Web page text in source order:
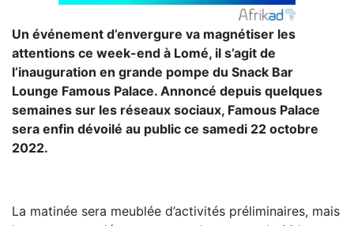
Un événement d’envergure va magnétiser les
attentions ce week-end à Lomé, il s’agit de
l’inauguration en grande pompe du Snack Bar
Lounge Famous Palace. Annoncé depuis quelques
semaines sur les réseaux sociaux, Famous Palace
sera enfin dévoilé au public ce samedi 22 octobre
2022.
La matinée sera meublée d’activités préliminaires, mais